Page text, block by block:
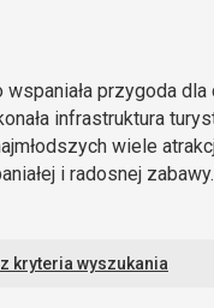
przygoda dla
infrastruktura
wiele
i radosnej zabawy.
kryteria wyszukania